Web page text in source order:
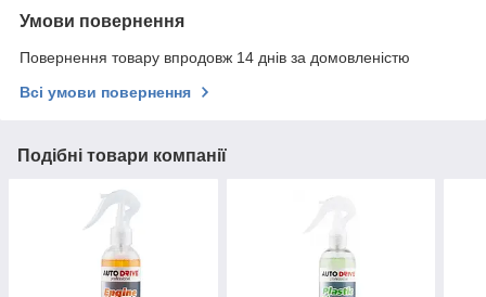
Умови повернення
Повернення товару впродовж 14 днів за домовленістю
Всі умови повернення
Подібні товари компанії